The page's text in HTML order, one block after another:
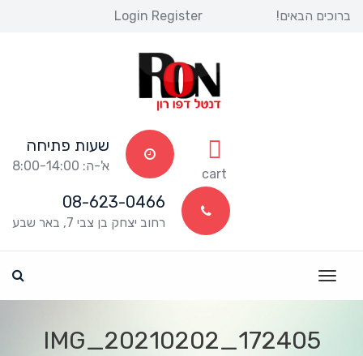
ברוכים הבאים! Login Register
cart
שעות פתיחה
א'-ה: 8:00-14:00
08-623-0466
רחוב יצחק בן צבי 7, באר שבע
IMG_20210202_172405